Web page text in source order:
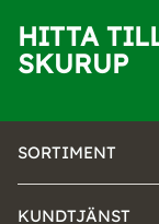
HITTA
SKURUP
SORTIMENT
KUNDTJÄNST